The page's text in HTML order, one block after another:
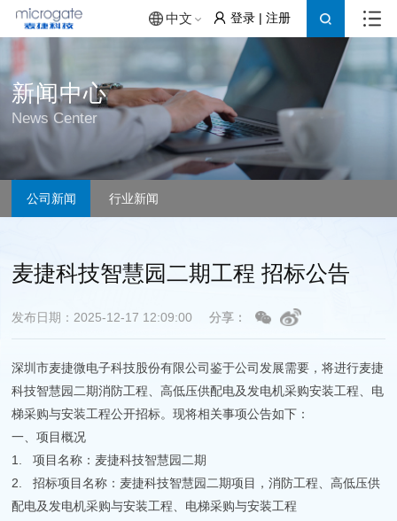
中文 登录| 注册
新闻中心
News Center
公司新闻 行业新闻
麦捷科技智慧园二期工程 招标公告
发布日期：2025-12-17 12:09:00 分享：
深圳市麦捷微电子科技股份有限公司鉴于公司发展需要，将进行麦捷
科技智慧园二期消防工程、高低压供配电及发电机采购安装工程、电
梯采购与安装工程公开招标。现将相关事项公告如下：
一、项目概况
1. 项目名称：麦捷科技智慧园二期
2. 招标项目名称：麦捷科技智慧园二期项目，消防工程、高低压供
配电及发电机采购与安装工程、电梯采购与安装工程